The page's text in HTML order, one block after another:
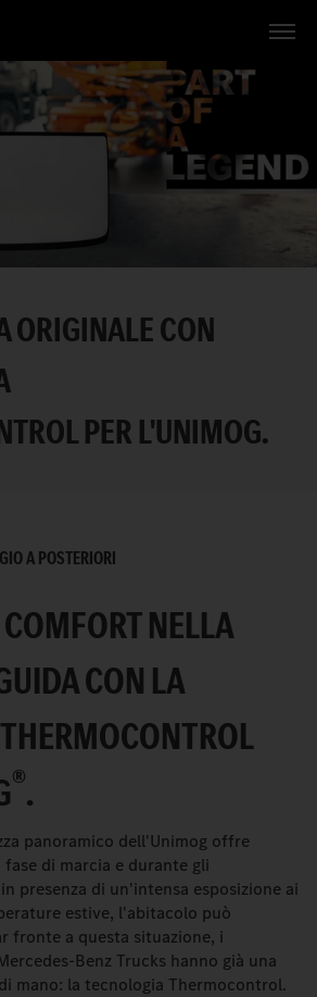
ORIGINALE CON
PER L'UNIMOG.
A POSTERIORI
NELLA
CON LA
®.
panoramico dell'Unimog offre
di marcia e durante gli
presenza di un'intensa esposizione ai
estive, l'abitacolo può
fronte a questa situazione, i
Benz Trucks hanno già una
mano: la tecnologia Thermocontrol.